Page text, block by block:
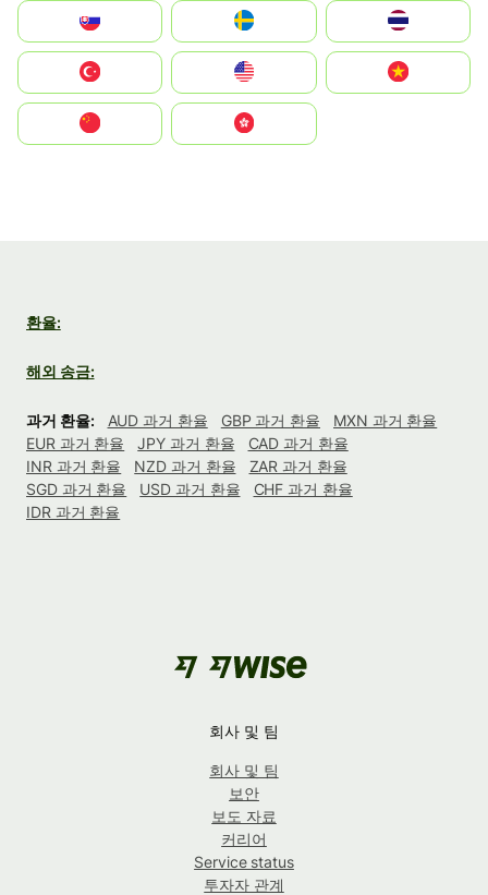
United States
中國香港特別行政區
환율:
해외 송금:
과거 환율: AUD 과거 환율 GBP 과거 환율
MXN 과거 환율
EUR 과거 환율
JPY 과거 환율
CAD 과거 환율
INR 과거 환율
NZD 과거 환율
ZAR 과거 환율
SGD 과거 환율
USD 과거 환율
CHF 과거 환율
IDR 과거 환율
회사 및 팀
회사 및 팀
보안
보도 자료
커리어
Service status
투자자 관계